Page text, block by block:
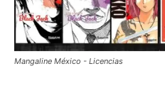
Mangaline México - Licencias